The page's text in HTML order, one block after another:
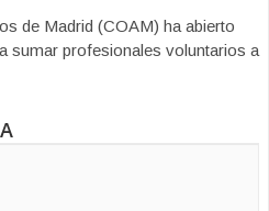
de Madrid (COAM) ha abierto
sumar profesionales voluntarios a